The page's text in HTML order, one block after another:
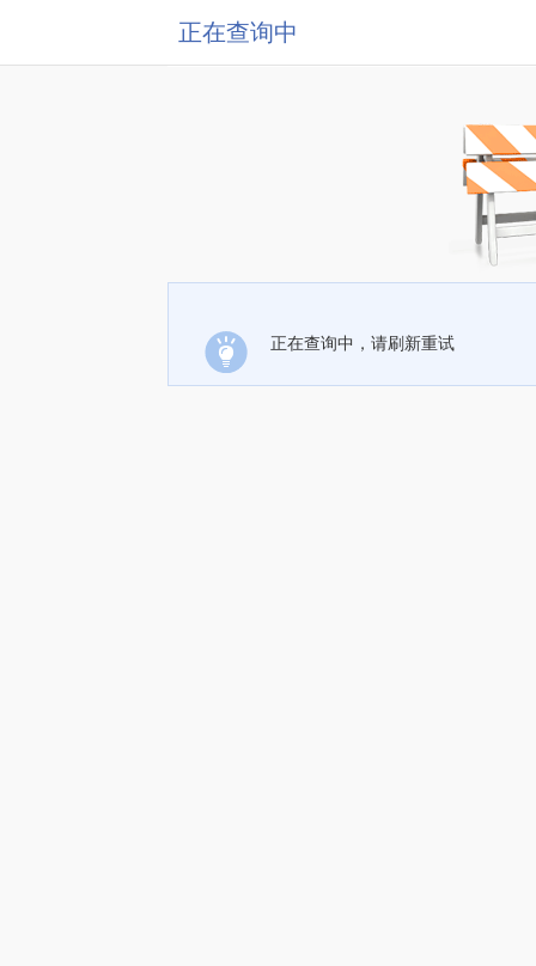
正在查询中
正在查询中，请刷新重试